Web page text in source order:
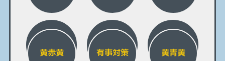
黄赤黄 有事対策 黄青黄